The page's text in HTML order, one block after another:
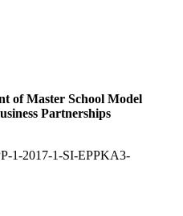
of Master School Model
Partnerships
1-2017-1-SI-EPPKA3-